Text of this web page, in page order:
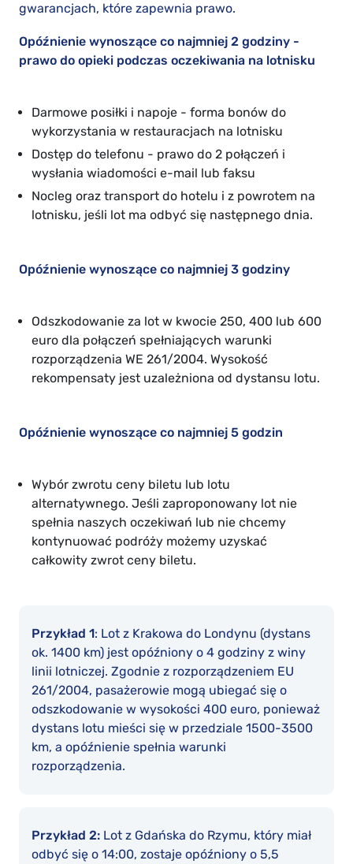
gwarancjach, które zapewnia prawo.
Opóźnienie wynoszące co najmniej 2 godziny -
prawo do opieki podczas oczekiwania na lotnisku
Darmowe posiłki i napoje - forma bonów do
wykorzystania w restauracjach na lotnisku
Dostęp do telefonu - prawo do 2 połączeń i
wysłania wiadomości e-mail lub faksu
Nocleg oraz transport do hotelu i z powrotem na
lotnisku, jeśli lot ma odbyć się następnego dnia.
Opóźnienie wynoszące co najmniej 3 godziny
Odszkodowanie za lot w kwocie 250, 400 lub 600
euro dla połączeń spełniających warunki
rozporządzenia WE 261/2004. Wysokość
rekompensaty jest uzależniona od dystansu lotu.
Opóźnienie wynoszące co najmniej 5 godzin
Wybór zwrotu ceny biletu lub lotu
alternatywnego. Jeśli zaproponowany lot nie
spełnia naszych oczekiwań lub nie chcemy
kontynuować podróży możemy uzyskać
całkowity zwrot ceny biletu.
Przykład 1: Lot z Krakowa do Londynu (dystans
ok. 1400 km) jest opóźniony o 4 godziny z winy
linii lotniczej. Zgodnie z rozporządzeniem EU
261/2004, pasażerowie mogą ubiegać się o
odszkodowanie w wysokości 400 euro, ponieważ
dystans lotu mieści się w przedziale 1500-3500
km, a opóźnienie spełnia warunki
rozporządzenia.
Przykład 2: Lot z Gdańska do Rzymu, który miał
odbyć się o 14:00, zostaje opóźniony o 5,5